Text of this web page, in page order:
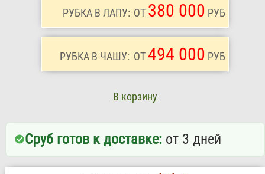
РУБКА В ЛАПУ: ОТ 380 000 РУБ
РУБКА В ЧАШУ: ОТ494 000 РУБ
В корзину
Сруб готов к доставке:от 3 дней